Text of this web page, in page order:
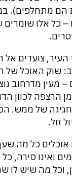
הם מתחלפים).
– כל אלו
העיר, צועדים
שוק האוכל של
מעין מדרחוב
הרצפה לכוון
של ממש.
זול.
אוכלים כל מה
וכל מה שיש לו